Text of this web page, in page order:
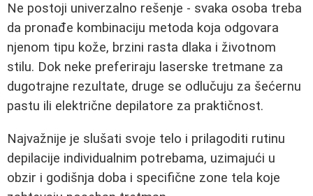
Ne postoji univerzalno rešenje - svaka osoba treba
da pronađe kombinaciju metoda koja odgovara
njenom tipu kože, brzini rasta dlaka i životnom
stilu. Dok neke preferiraju laserske tretmane za
dugotrajne rezultate, druge se odlučuju za šećernu
pastu ili električne depilatore za praktičnost.
Najvažnije je slušati svoje telo i prilagoditi rutinu
depilacije individualnim potrebama, uzimajući u
obzir i godišnja doba i specifične zone tela koje